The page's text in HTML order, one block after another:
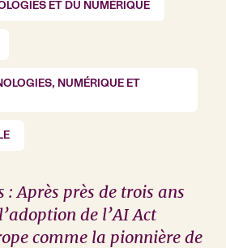
ET DU NUMÉRIQUE
NUMÉRIQUE ET
: Après près de trois ans
de l’AI Act
comme la pionnière de